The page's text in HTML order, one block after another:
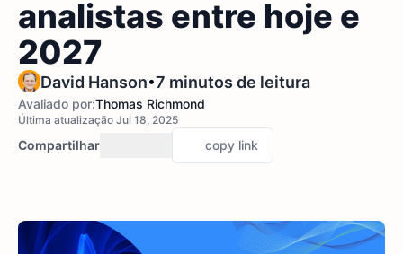
analistas entre hoje e
2027
David Hanson•7 minutos de leitura
Avaliado por:Thomas Richmond
Última atualização Jul 18, 2025
Compartilhar copy link